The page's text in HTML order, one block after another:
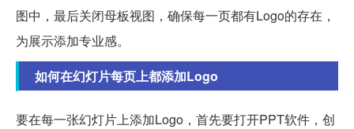
图中，最后关闭母板视图，确保每一页都有Logo的存在，
为展示添加专业感。
如何在幻灯片每页上都添加Logo
要在每一张幻灯片上添加Logo，首先要打开PPT软件，创